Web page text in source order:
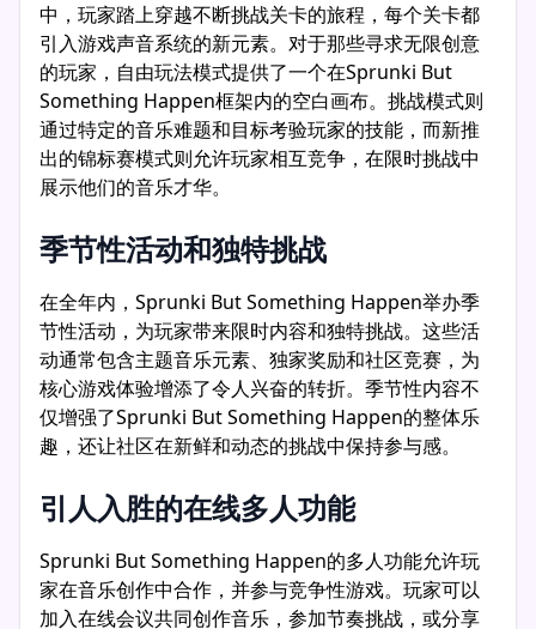
中，玩家踏上穿越不断挑战关卡的旅程，每个关卡都
引入游戏声音系统的新元素。对于那些寻求无限创意
的玩家，自由玩法模式提供了一个在Sprunki But
Something Happen框架内的空白画布。挑战模式则
通过特定的音乐难题和目标考验玩家的技能，而新推
出的锦标赛模式则允许玩家相互竞争，在限时挑战中
展示他们的音乐才华。
季节性活动和独特挑战
在全年内，Sprunki But Something Happen举办季
节性活动，为玩家带来限时内容和独特挑战。这些活
动通常包含主题音乐元素、独家奖励和社区竞赛，为
核心游戏体验增添了令人兴奋的转折。季节性内容不
仅增强了Sprunki But Something Happen的整体乐
趣，还让社区在新鲜和动态的挑战中保持参与感。
引人入胜的在线多人功能
Sprunki But Something Happen的多人功能允许玩
家在音乐创作中合作，并参与竞争性游戏。玩家可以
加入在线会议共同创作音乐，参加节奏挑战，或分享